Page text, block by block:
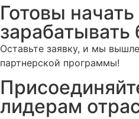
Готовы начать
Оставьте заявку, и мы
партнерской программы!
лидерам